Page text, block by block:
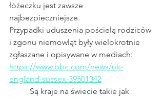
łóżeczku jest zawsze
najbezpieczniejsze.
Przypadki uduszenia pościelą rodziców
i zgonu niemowląt były wielokrotnie
zgłaszane i opisywane w mediach:
https://www.bbc.com/news/uk-
england-sussex-39501342